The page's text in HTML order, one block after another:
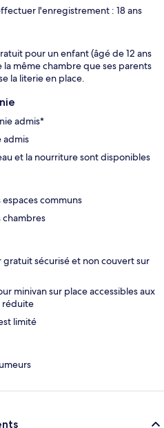
l'enregistrement : 18 ans
pour un enfant (âgé de 12 ans
même chambre que ses parents
la literie en place.
admis*
admis
et la nourriture sont disponibles
communs
chambres
gratuit sécurisé et non couvert sur
minivan sur place accessibles aux
réduite
limité